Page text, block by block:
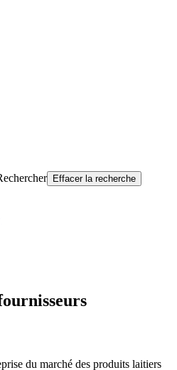
Effacer la recherche
du marché des produits laitiers